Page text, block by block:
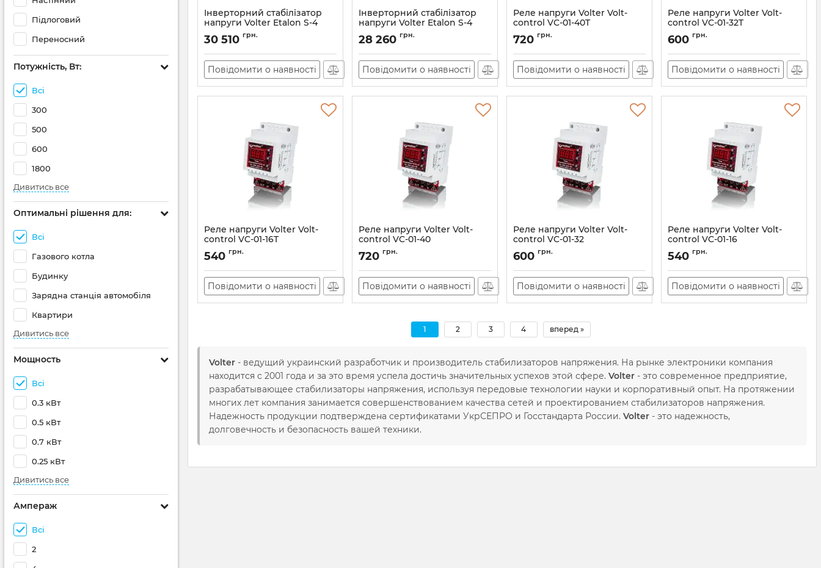
Підлоговий
Переносний
Потужність, Вт:
Всі
300
500
600
1800
Дивитись все
Оптимальні рішення для:
Всі
Газового котла
Будинку
Зарядна станція автомобіля
Квартири
Дивитись все
Мощность
Всі
0.3 кВт
0.5 кВт
0.7 кВт
0.25 кВт
Дивитись все
Ампераж
Всі
2
Інверторний стабілізатор
напруги Volter Etalon S-4
(морозостійкий)
Артикул: 11179
30 510 грн.
Повідомити о наявності
Інверторний стабілізатор
напруги Volter Etalon S-4
Артикул: 11039
28 260 грн.
Повідомити о наявності
Реле напруги Volter Volt-
control VC-01-40T
Артикул: АН010493
720 грн.
Повідомити о наявності
Реле напруги Volter Volt-
control VC-01-32T
Артикул: АН010492
600 грн.
Повідомити о наявності
Реле напруги Volter Volt-
control VC-01-16T
Артикул: АН010491
540 грн.
Повідомити о наявності
Реле напруги Volter Volt-
control VC-01-40
Артикул: АН010490
720 грн.
Повідомити о наявності
Реле напруги Volter Volt-
control VC-01-32
Артикул: АН010489
600 грн.
Повідомити о наявності
Реле напруги Volter Volt-
control VC-01-16
Артикул: АН010488
540 грн.
Повідомити о наявності
1 2 3 4 вперед »
Volter - ведущий украинский разработчик и производитель стабилизаторов напряжения. На рынке электроники компания
находится с 2001 года и за это время успела достичь значительных успехов этой сфере. Volter - это современное предприятие,
разрабатывающее стабилизаторы напряжения, используя передовые технологии науки и корпоративный опыт. На протяжении
многих лет компания занимается совершенствованием качества сетей и проектированием стабилизаторов напряжения.
Надежность продукции подтверждена сертификатами УкрСЕПРО и Госстандарта России. Volter - это надежность,
долговечность и безопасность вашей техники.